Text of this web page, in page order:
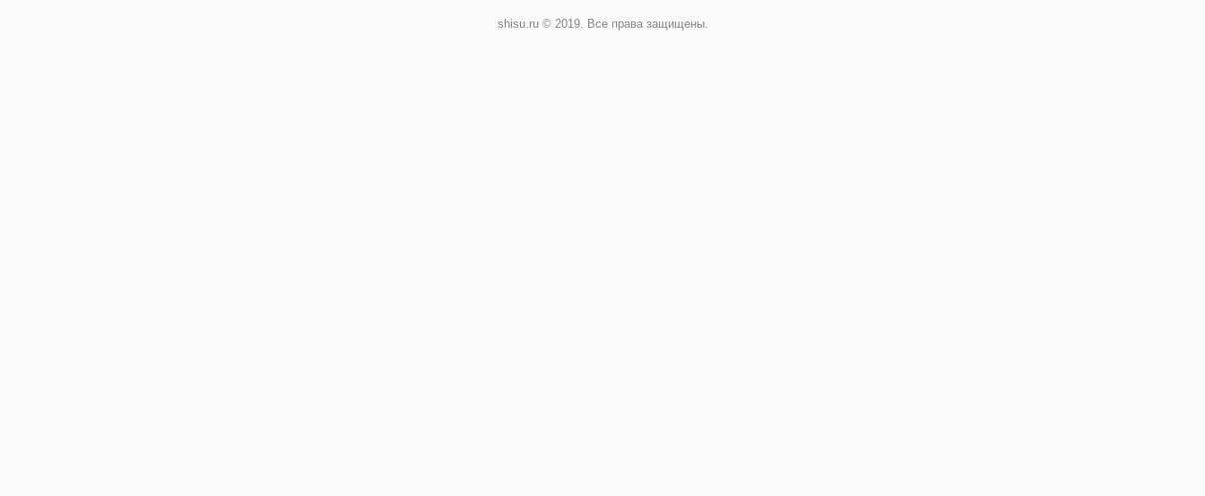
shisu.ru © 2019. Все права защищены.